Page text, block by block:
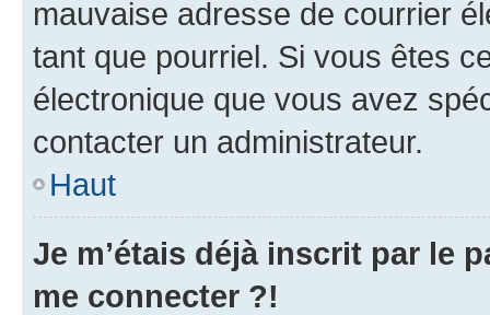
mauvaise adresse de courrier
tant que pourriel. Si vous êtes
électronique que vous avez
contacter un administrateur.
Haut
Je m’étais déjà inscrit par le
me connecter ?!